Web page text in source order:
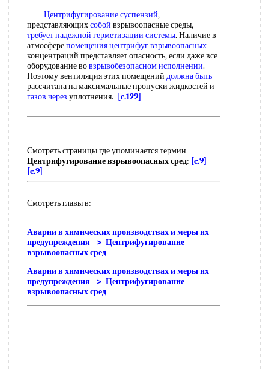
Центрифугирование суспензий,
представляющихсобой взрывоопасные среды,
требует надежной герметизации системы. Наличие в
атмосферепомещения центрифуг взрывоопасных
концентраций представляет опасность, если даже все
оборудование вовзрывобезопасном исполнении.
Поэтому вентиляция этих помещений должна быть
рассчитана на максимальные пропуски жидкостей и
газов через уплотнения. [c.129]
Смотреть страницы где упоминается термин
Центрифугирование взрывоопасных сред: [c.9]
[c.9]
Смотреть главы в:
Аварии в химических производствах и меры их
предупреждения -> Центрифугирование
взрывоопасных сред
Аварии в химических производствах и меры их
предупреждения -> Центрифугирование
взрывоопасных сред